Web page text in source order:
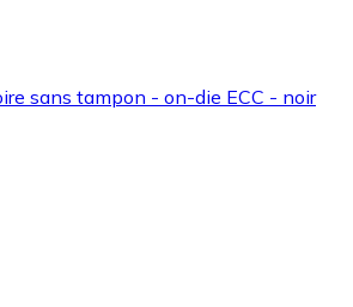
sans tampon - on-die ECC - noir